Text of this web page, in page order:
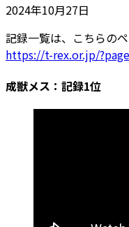
2024年10月27日
記録一覧は、こちらのペ
https://t-rex.or.jp/
成獣メス：記録1位